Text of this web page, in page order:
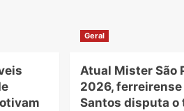
Geral
Atual Mister São
2026,
Santos disputa o